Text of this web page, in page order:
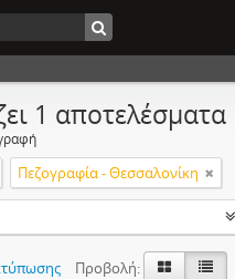
1 αποτελέσματα
Πεζογραφία - Θεσσαλονίκη
Προβολή: